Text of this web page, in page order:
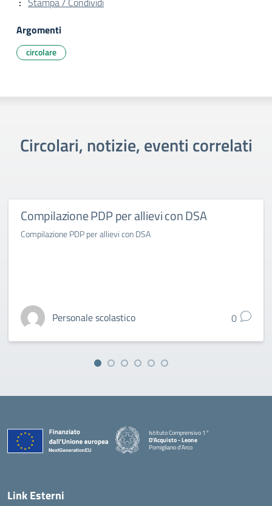
Argomenti
circolare
Circolari, notizie, eventi correlati
Compilazione PDP per allievi con DSA
Compilazione PDP per allievi con DSA
Personale scolastico 0
Istituto Comprensivo 1°
D'Acquisto - Leone
Pomigliano d'Arco
— Visita la pagina iniziale della scuola
Link Esterni